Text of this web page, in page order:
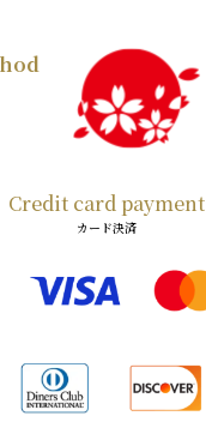
Credit card payment
カード決済